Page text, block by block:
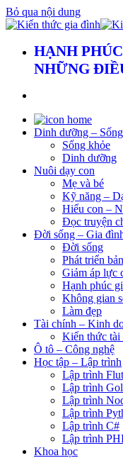
Bỏ qua nội dung
HẠNH
NHỮNG
Dinh dưỡng –
Sống khỏe
Dinh dưỡng
Nuôi dạy con
Mẹ và bé
Kỹ năng –
Hiểu con –
Đọc truyện
Đời sống – Gia
Đời sống
Phát triển
Giảm áp lực
Hạnh phúc
Không gian
Làm đẹp
Tài chính – Kinh
Kiến thức tài
Ô tô – Công nghệ
Học tập – Lập trình
Lập trình
Lập trình
Lập trình
Lập trình
Lập trình C#
Lập trình
Khoa học